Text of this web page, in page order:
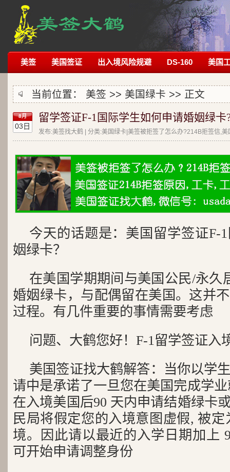
美签 美国签证 出入境风险规避 DS-160 美国
当前位置： 美签 >> 美国绿卡 >> 正文
8月
03日
留学签证F-1国际学生如何申请婚姻绿卡
发布:美签找大鹤 | 分类:美国绿卡|美签被拒签了怎么办?214B拒签信,
今天的话题是：美国留学签证F-
姻绿卡？
在美国学期期间与美国公民/永久
婚姻绿卡，与配偶留在美国。这并
过程。有几件重要的事情需要考虑
问题、大鹤您好！F-1留学签证入
美国签证找大鹤解答：当你以学
请中是承诺了一旦您在美国完成学
在入境美国后90 天内申请结婚绿卡
民局将假定您的入境意图虚假, 被
境。因此请以最近的入学日期加上
可开始申请调整身份